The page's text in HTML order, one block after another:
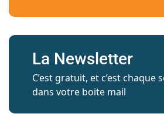
La Newsletter
C’est gratuit, et c’est chaque
dans votre boite mail